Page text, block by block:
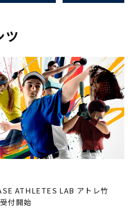
ツ
ATHLETES LAB アトレ竹
付開始